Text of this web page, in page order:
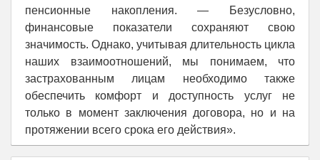
пенсионные накопления. — Безусловно,
финансовые показатели сохраняют свою
значимость. Однако, учитывая длительность цикла
наших взаимоотношений, мы понимаем, что
застрахованным лицам необходимо также
обеспечить комфорт и доступность услуг не
только в момент заключения договора, но и на
протяжении всего срока его действия».